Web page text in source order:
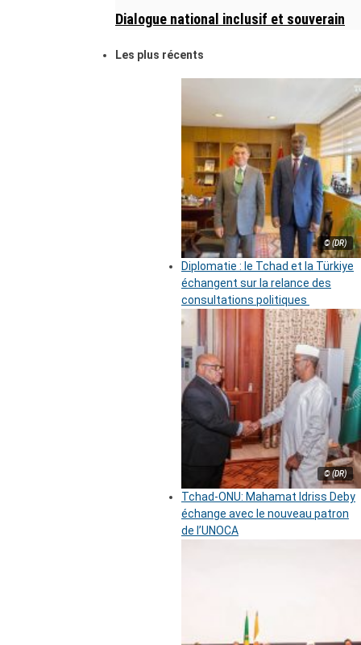
Dialogue national inclusif et souverain
Les plus récents
© (DR)
Diplomatie : le Tchad et la Türkiye
échangent sur la relance des
consultations politiques
© (DR)
Tchad-ONU: Mahamat Idriss Deby
échange avec le nouveau patron
de l’UNOCA